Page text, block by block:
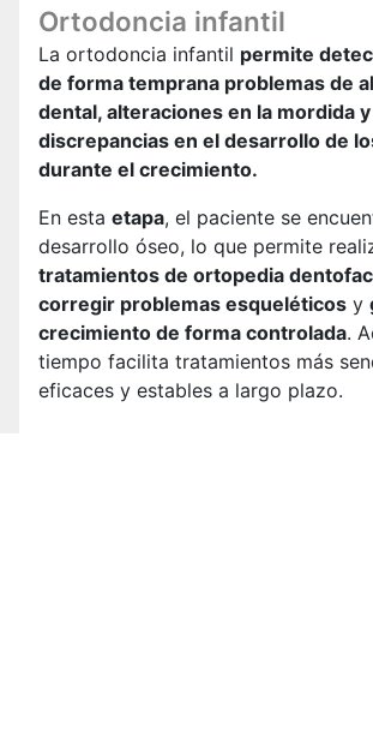
Ortodoncia infantil
La ortodoncia infantil permite
de forma temprana problemas de
dental, alteraciones en la mordida y
discrepancias en el desarrollo de
durante el crecimiento.
En esta etapa, el paciente se
desarrollo óseo, lo que permite
tratamientos de ortopedia
corregir problemas esqueléticos y
crecimiento de forma controlada.
tiempo facilita tratamientos más
eficaces y estables a largo plazo.